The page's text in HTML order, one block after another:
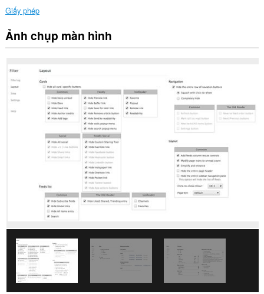
Giấy phép
Tiện
ích
này
có
thể
truy
cập
write
data
clipboard.
Ảnh chụp màn hình